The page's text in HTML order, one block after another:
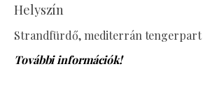
Helyszín
Strandfürdő, mediterrán tengerpart
További információk!